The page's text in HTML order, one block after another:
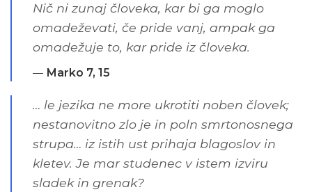
Nič ni zunaj človeka, kar bi ga moglo
omadeževati, če pride vanj, ampak ga
omadežuje to, kar pride iz človeka.
Marko 7, 15
… le jezika ne more ukrotiti noben človek;
nestanovitno zlo je in poln smrtonosnega
strupa… iz istih ust prihaja blagoslov in
kletev. Je mar studenec v istem izviru
sladek in grenak?